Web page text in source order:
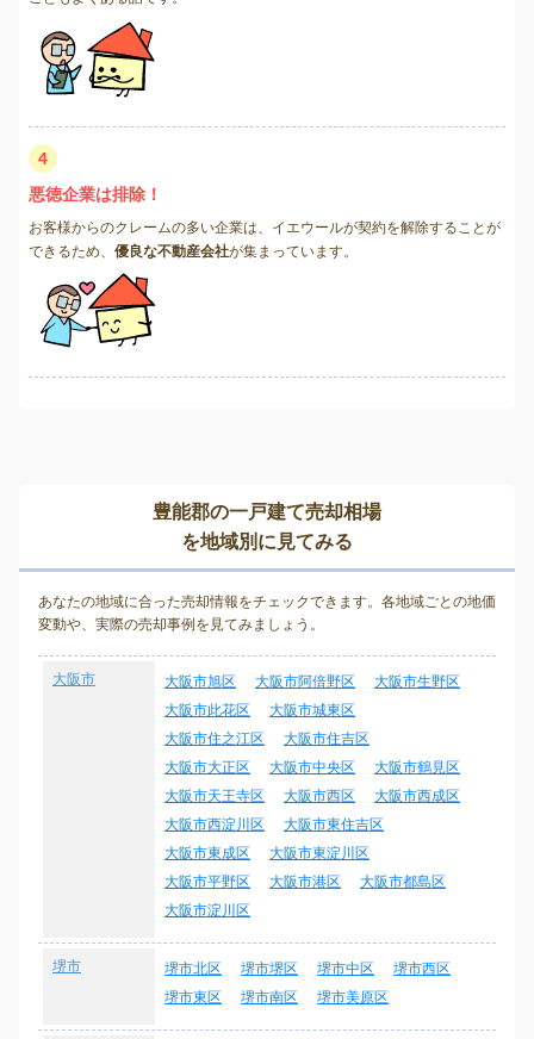
4
悪徳企業は排除！
お客様からのクレームの多い企業は、イエウールが契約を解除することが
できるため、 優良な不動産会社が集まっています。
豊能郡の一戸建て売却相場
を地域別に見てみる
あなたの地域に合った売却情報をチェックできます。各地域ごとの地価
変動や、実際の売却事例を見てみましょう。
大阪市 大阪市旭区 大阪市阿倍野区
大阪市生野区
大阪市此花区
大阪市城東区
大阪市住之江区
大阪市住吉区
大阪市大正区
大阪市中央区
大阪市鶴見区
大阪市天王寺区
大阪市西区
大阪市西成区
大阪市西淀川区
大阪市東住吉区
大阪市東成区
大阪市東淀川区
大阪市平野区
大阪市港区
大阪市都島区
大阪市淀川区
堺市 堺市北区 堺市堺区 堺市中区
堺市西区
堺市東区
堺市南区 堺市美原区